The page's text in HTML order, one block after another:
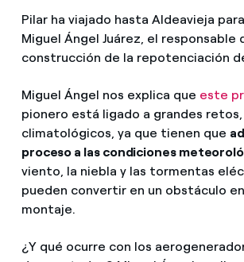
Pilar ha viajado hasta Aldeavieja
Miguel Ángel Juárez, el responsable
construcción de la repotenciación
Miguel Ángel nos explica que este
pionero está ligado a grandes
climatológicos, ya que tienen que
proceso a las condiciones
viento, la niebla y las tormentas
pueden convertir en un obstáculo
montaje.
¿Y qué ocurre con los